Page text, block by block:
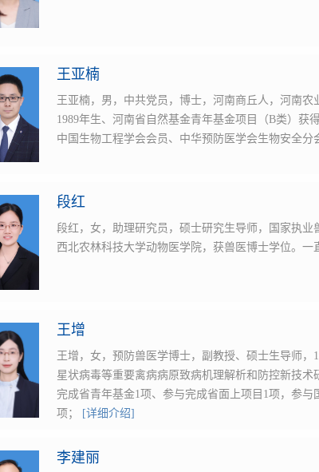
王亚楠
王亚楠，男，中共党员，博士，河南商丘人，河南
1989年生、河南省自然基金青年基金项目（B类）获
中国生物工程学会会员、中华预防医学会生物安全分
段红
段红，女，助理研究员，硕士研究生导师，国家执业
西北农林科技大学动物医学院，获兽医博士学位。一
王增
王增，女，预防兽医学博士，副教授、硕士生导师
星状病毒等重要禽病病原致病机理解析和防控新技
完成省青年基金1项、参与完成省面上项目1项，参
项；
[详细介绍]
李建丽